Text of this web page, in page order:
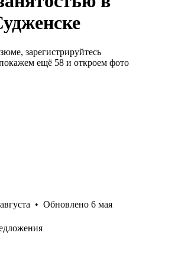
зарегистрируйтесь
ещё 58 и откроем фото
• Обновлено 6 мая